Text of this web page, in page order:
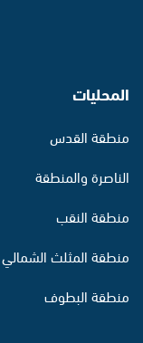
المحليات
منطقة القدس
الناصرة والمنطقة
منطقة النقب
منطقة المثلث الشمالي
منطقة البطوف